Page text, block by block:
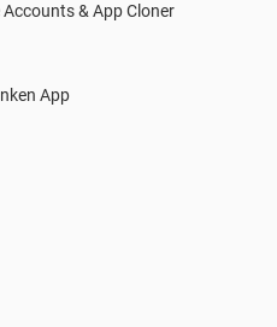
& App Cloner
App